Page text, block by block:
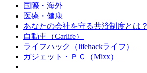
国際・海外
医療・健康
あなたの会社を守る共済制度とは？
自動車（Carlife）
ライフハック（lifehackライフ）
ガジェット・ＰＣ（Mixx）